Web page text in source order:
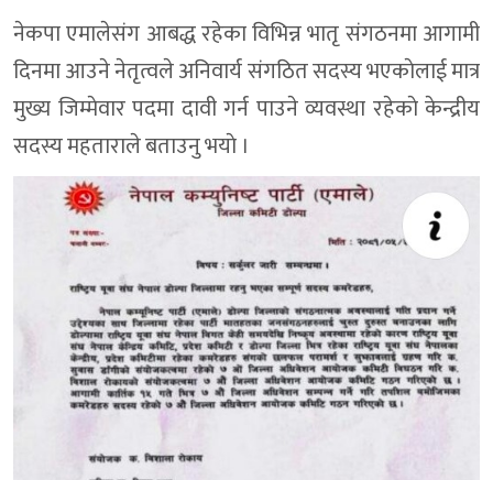
नेकपा एमालेसंग आबद्ध रहेका विभिन्न भातृ संगठनमा आगामी
दिनमा आउने नेतृत्वले अनिवार्य संगठित सदस्य भएकाेलाई मात्र
मुख्य जिम्मेवार पदमा दावी गर्न पाउने व्यवस्था रहेकाे केन्द्रीय
सदस्य महताराले बताउनु भयाे ।